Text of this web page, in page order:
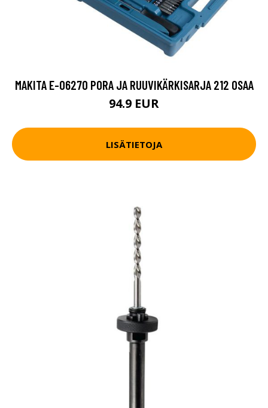
MAKITA E-06270 PORA JA RUUVIKÄRKISARJA 212 OSAA
94.9 EUR
LISÄTIETOJA